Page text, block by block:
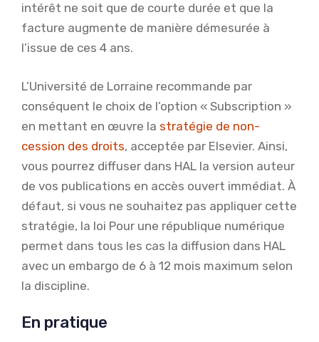
intérêt ne soit que de courte durée et que la
facture augmente de manière démesurée à
l’issue de ces 4 ans.
L’Université de Lorraine recommande par
conséquent le choix de l’option « Subscription »
en mettant en œuvre la stratégie de non-
cession des droits, acceptée par Elsevier. Ainsi,
vous pourrez diffuser dans HAL la version auteur
de vos publications en accès ouvert immédiat. À
défaut, si vous ne souhaitez pas appliquer cette
stratégie, la loi Pour une république numérique
permet dans tous les cas la diffusion dans HAL
avec un embargo de 6 à 12 mois maximum selon
la discipline.
En pratique